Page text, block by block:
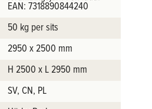
EAN: 7318890844240
50 kg per sits
2950 x 2500 mm
H 2500 x L 2950 mm
SV, CN, PL